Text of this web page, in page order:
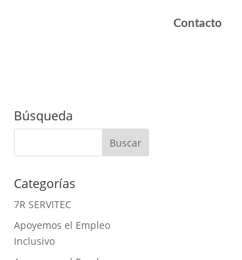
Contacto
Búsqueda
Categorías
7R SERVITEC
Apoyemos el Empleo
Inclusivo